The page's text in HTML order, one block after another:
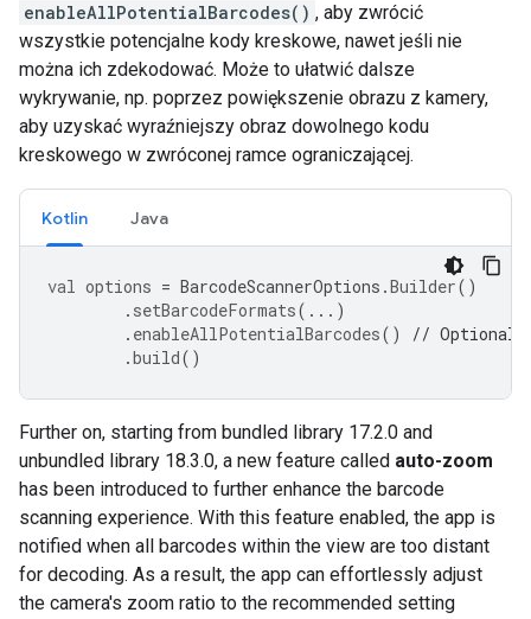
enableAllPotentialBarcodes() , aby zwrócić
wszystkie potencjalne kody kreskowe, nawet jeśli nie
można ich zdekodować. Może to ułatwić dalsze
wykrywanie, np. poprzez powiększenie obrazu z kamery,
aby uzyskać wyraźniejszy obraz dowolnego kodu
kreskowego w zwróconej ramce ograniczającej.
Kotlin Java
val options = BarcodeScannerOptions .Builder()
. setBarcodeFormats(...)
. enableAllPotentialBarcodes()
// Optional
.build()
Further on, starting from bundled library 17.2.0 and
unbundled library 18.3.0, a new feature called auto-zoom
has been introduced to further enhance the barcode
scanning experience. With this feature enabled, the app is
notified when all barcodes within the view are too distant
for decoding. As a result, the app can effortlessly adjust
the camera's zoom ratio to the recommended setting